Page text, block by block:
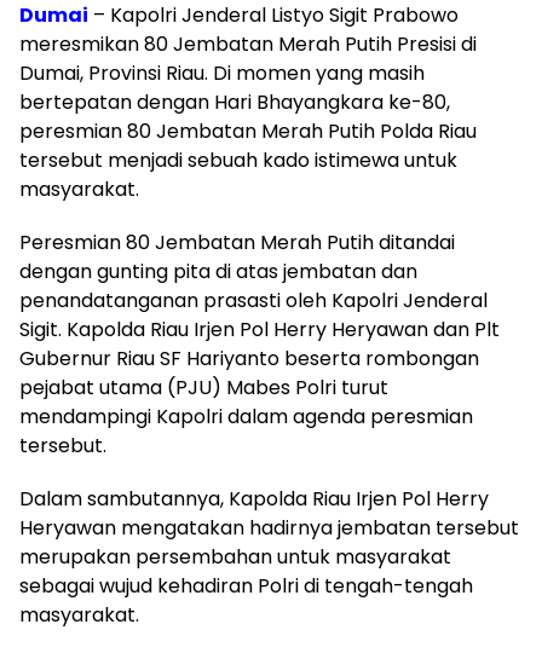
Dumai – Kapolri Jenderal Listyo Sigit Prabowo
meresmikan 80 Jembatan Merah Putih Presisi di
Dumai, Provinsi Riau. Di momen yang masih
bertepatan dengan Hari Bhayangkara ke-80,
peresmian 80 Jembatan Merah Putih Polda Riau
tersebut menjadi sebuah kado istimewa untuk
masyarakat.
Peresmian 80 Jembatan Merah Putih ditandai
dengan gunting pita di atas jembatan dan
penandatanganan prasasti oleh Kapolri Jenderal
Sigit. Kapolda Riau Irjen Pol Herry Heryawan dan Plt
Gubernur Riau SF Hariyanto beserta rombongan
pejabat utama (PJU) Mabes Polri turut
mendampingi Kapolri dalam agenda peresmian
tersebut.
Dalam sambutannya, Kapolda Riau Irjen Pol Herry
Heryawan mengatakan hadirnya jembatan tersebut
merupakan persembahan untuk masyarakat
sebagai wujud kehadiran Polri di tengah-tengah
masyarakat.